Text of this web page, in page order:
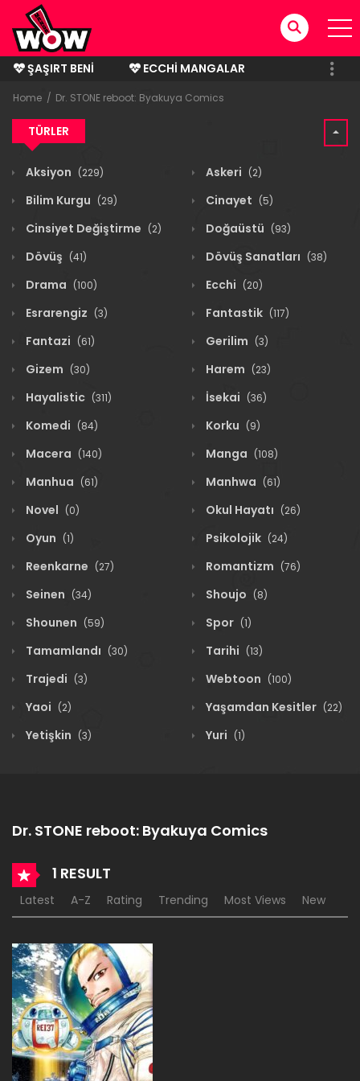
ŞAŞIRT BENI
ECCHI MANGALAR
BITMIŞ MANGALAR
Home Dr. STONE reboot: Byakuya Comics
TÜRLER
Aksiyon (229) Askeri (2)
Bilim Kurgu (29) Cinayet (5)
Cinsiyet Değiştirme (2) Doğaüstü (93)
Dövüş (41) Dövüş Sanatları (38)
Drama (100) Ecchi (20)
Esrarengiz (3) Fantastik (117)
Fantazi (61) Gerilim (3)
Gizem (30) Harem (23)
Hayalistic (311) İsekai (36)
Komedi (84) Korku (9)
Macera (140) Manga (108)
Manhua (61) Manhwa (61)
Novel (0) Okul Hayatı (26)
Oyun (1) Psikolojik (24)
Reenkarne (27) Romantizm (76)
Seinen (34) Shoujo (8)
Shounen (59) Spor (1)
Tamamlandı (30) Tarihi (13)
Trajedi (3) Webtoon (100)
Yaoi (2) Yaşamdan Kesitler (22)
Yetişkin (3) Yuri (1)
Dr. STONE reboot: Byakuya Comics
1 RESULT
Latest A-Z Rating Trending Most Views New